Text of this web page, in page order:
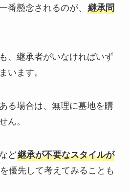
番懸念されるのが、 継承問
、継承者がいなければいず
います。
る場合は、無理に墓地を購
ん。
ど継承が不要なスタイルが
優先して考えてみることも